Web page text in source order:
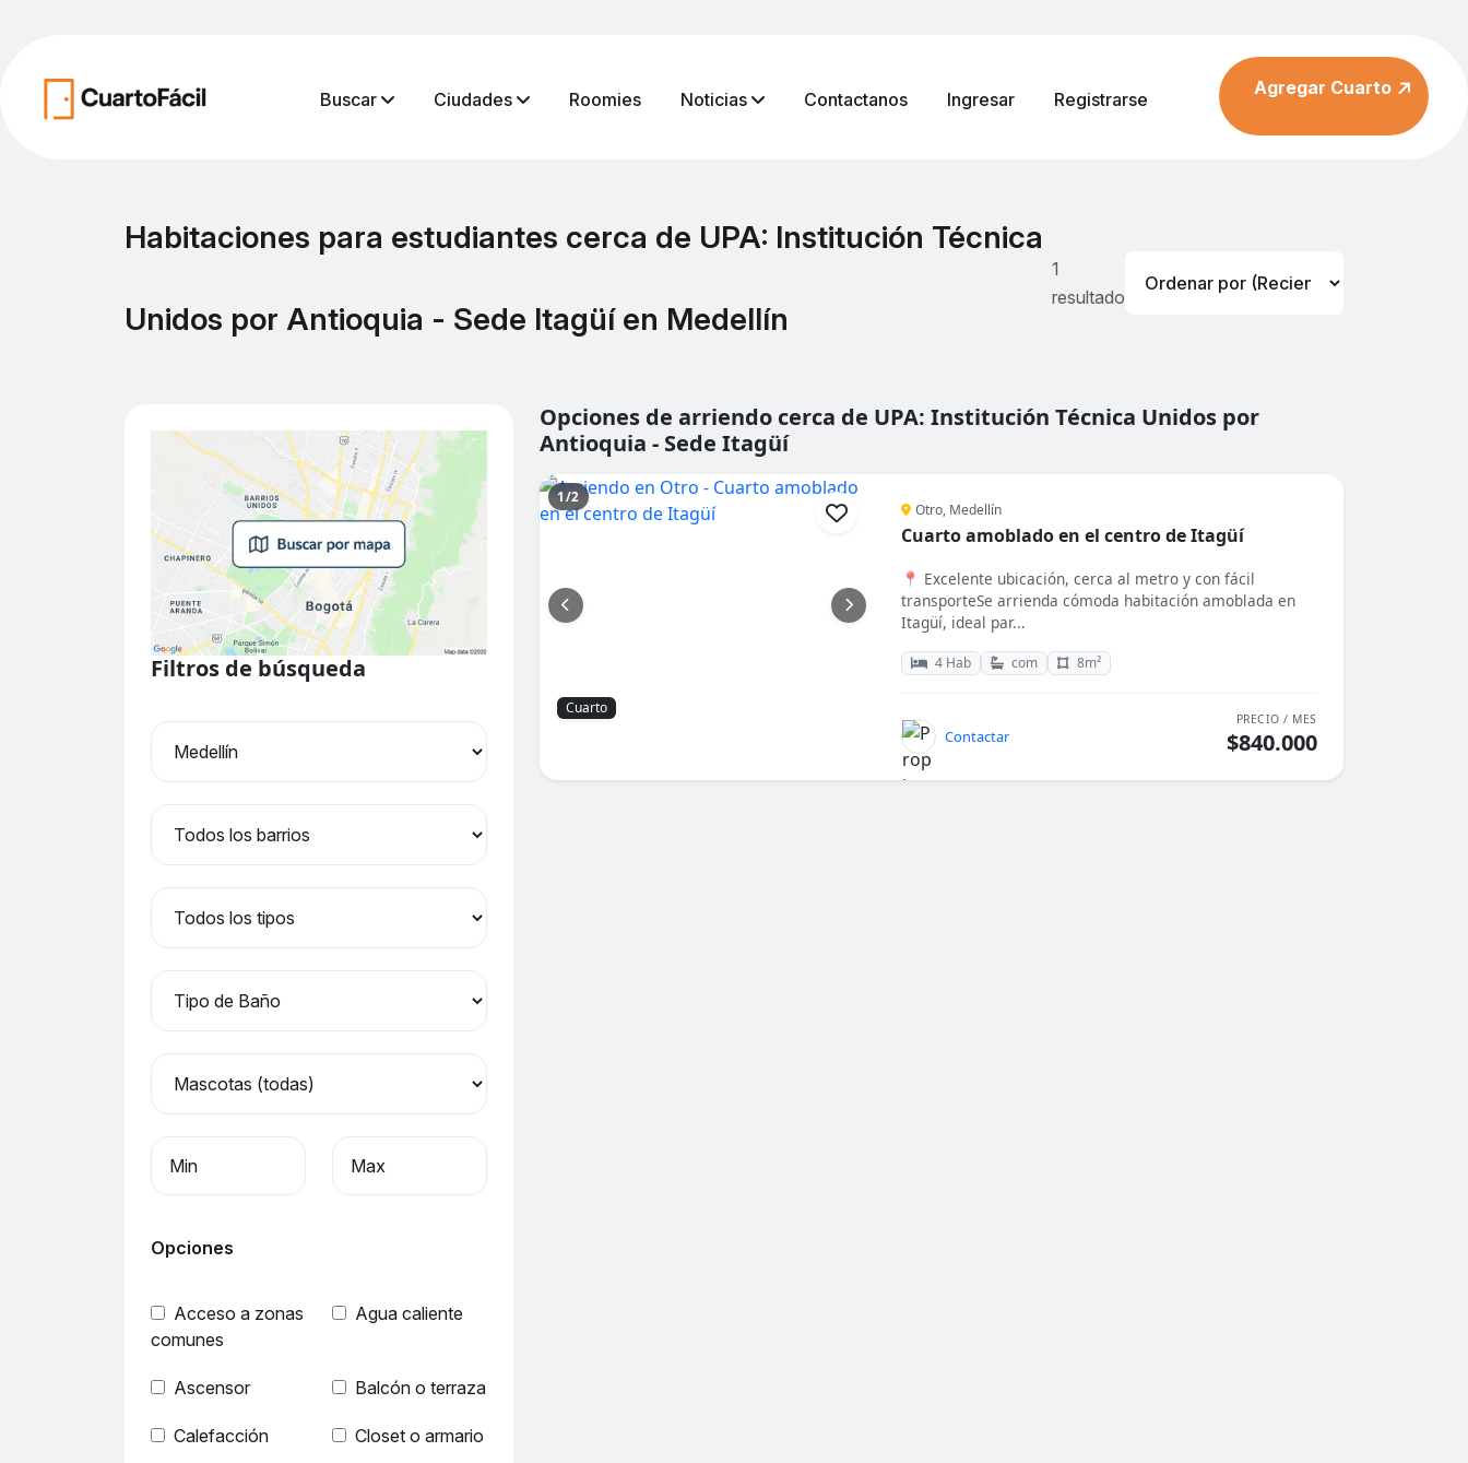
Buscar Ciudades Roomies Noticias Contactanos Ingresar Registrarse
Agregar Cuarto
Habitaciones para estudiantes cerca de UPA: Institución Técnica
Unidos por Antioquia - Sede Itagüí en Medellín
1
resultado
Filtros de búsqueda
Tipo de alojamiento
Tipo de baño
Mascotas
Opciones
Acceso a zonas
comunes
Agua caliente
Ascensor Balcón o terraza
Calefacción Closet o armario
Opciones de arriendo cerca de UPA: Institución Técnica Unidos por
Antioquia - Sede Itagüí
1/2
Cuarto
Otro, Medellín
Cuarto amoblado en el centro de Itagüí
📍 Excelente ubicación, cerca al metro y con fácil
transporteSe arrienda cómoda habitación amoblada en
Itagüí, ideal par...
4 Hab com 8m²
Contactar
PRECIO / MES
$840.000